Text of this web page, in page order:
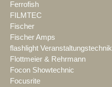
Ferrofish
FILMTEC
Fischer
Fischer Amps
flashlight Veranstaltungstechnik
Flottmeier & Rehrmann
Focon Showtechnic
Focusrite